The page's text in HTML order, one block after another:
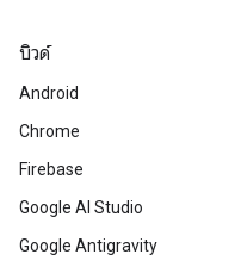
บิวด์
Android
Chrome
Firebase
Google AI Studio
Google Antigravity